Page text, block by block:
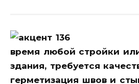
время любой стройки
здания, требуется
герметизация швов и